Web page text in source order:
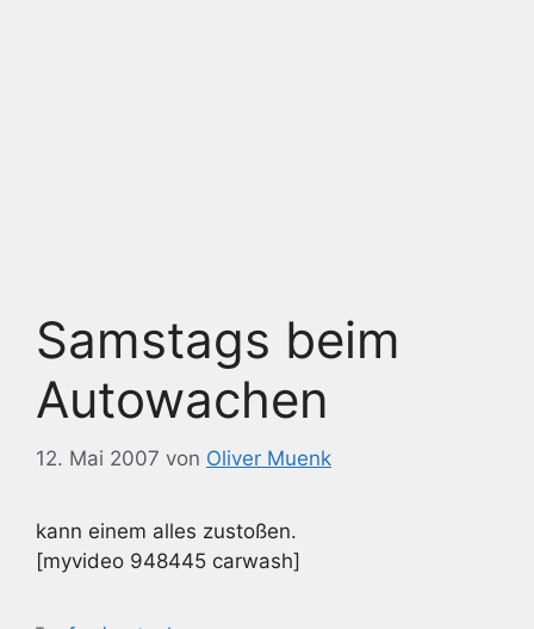
Samstags beim
Autowachen
12. Mai 2007 von Oliver Muenk
kann einem alles zustoßen.
[myvideo 948445 carwash]